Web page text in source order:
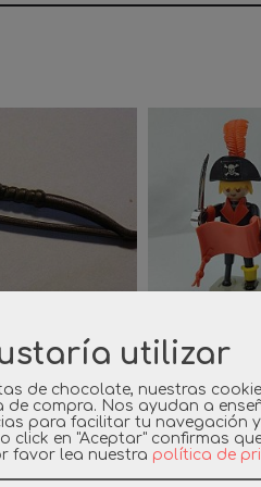
ARCO
MEDIEVAL
€
utilizar
de chocolate, nuestras
compra. Nos ayudan a
para facilitar tu navegación
click en "Aceptar" confirmas
favor lea nuestra política de